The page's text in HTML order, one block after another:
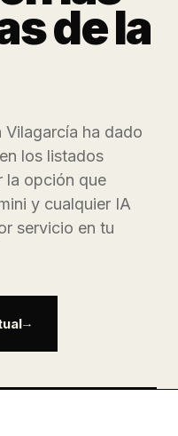
de la
Vilagarcía ha dado
los listados
la opción que
y cualquier IA
servicio en tu